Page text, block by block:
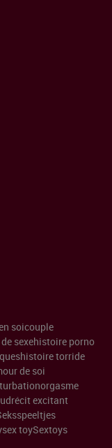
soicouple
sexehistoire porno
histoire torride
de soi
orgasme
récit excitant
sex toySextoys